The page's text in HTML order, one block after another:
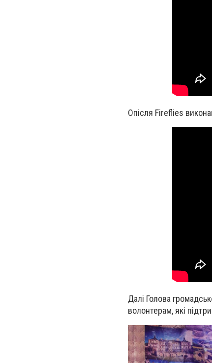
Опісля Fireflies
Далі Голова
волонтерам, які